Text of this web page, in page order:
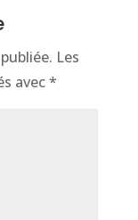
Les
avec*